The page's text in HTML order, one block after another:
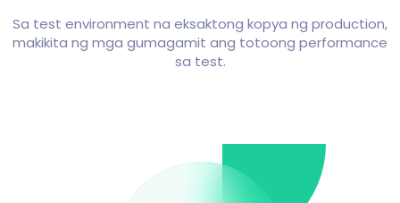
Sa test environment na eksaktong kopya ng production,
makikita ng mga gumagamit ang totoong performance
sa test.